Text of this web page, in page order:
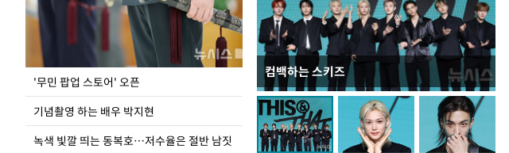
'무민 팝업 스토어' 오픈
기념촬영 하는 배우 박지현
녹색 빛깔 띄는 동복호…저수율은 절반 남짓
컴백하는 스키즈
지석천 뒤덮은 개구리밥